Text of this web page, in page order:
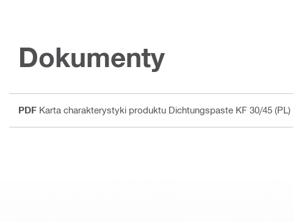
Dokumenty
PDF Karta charakterystyki produktu Dichtungspaste KF 30/45 (PL)